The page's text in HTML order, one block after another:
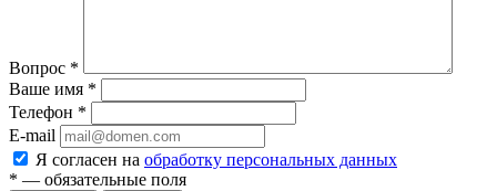
Вопрос *
Ваше имя *
Телефон *
E-mail
Я согласен на обработку персональных данных
* — обязательные поля